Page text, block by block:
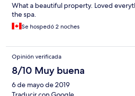
What a beautiful property. Loved
the spa.
Se hospedó 2 noches
Opinión verificada
8/10 Muy buena
6 de mayo de 2019